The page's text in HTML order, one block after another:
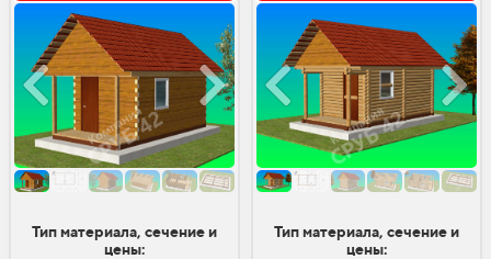
Тип материала, сечение и
цены:
Тип материала, сечение и
цены: